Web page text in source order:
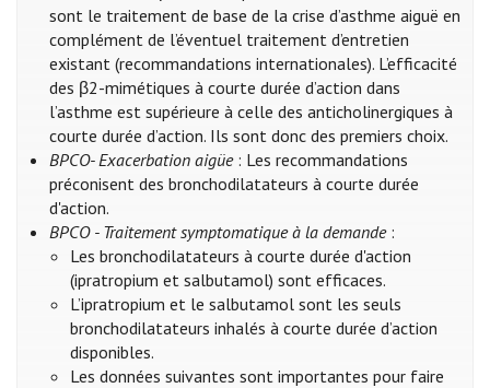
sont le traitement de base de la crise d’asthme aiguë en
complément de l’éventuel traitement d’entretien
existant (recommandations internationales)​​​​​​​​​​​​​​​​​​​​​​​​​​​​​​​​​​​​​​​​​​​​​​​​​​​​​​​​​​​​​​​​​​​​​​​​. L’efficacité
des β2-mimétiques à courte durée d’action dans
l’asthme est supérieure à celle des anticholinergiques à
courte durée d’action. Ils sont donc des premiers choix.
BPCO- Exacerbation aigüe: Les recommandations
préconisent des bronchodilatateurs à courte durée
d'action.
BPCO - Traitement symptomatique à la demande:
Les bronchodilatateurs à courte durée d'action
(ipratropium et salbutamol) sont efficaces.
L’ipratropium et le salbutamol sont les seuls
bronchodilatateurs inhalés à courte durée d’action
disponibles.
Les données suivantes sont importantes pour faire